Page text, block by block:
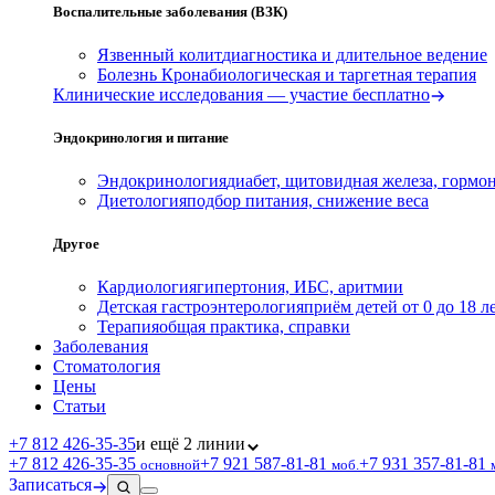
Воспалительные заболевания (ВЗК)
Язвенный колитдиагностика и длительное ведение
Болезнь Кронабиологическая и таргетная терапия
Клинические исследования — участие бесплатно
Эндокринология и питание
Эндокринологиядиабет, щитовидная железа,
Диетологияподбор питания, снижение веса
Другое
Кардиологиягипертония, ИБС, аритмии
Детская гастроэнтерологияприём детей от 0 до 18
Терапияобщая практика, справки
Заболевания
Стоматология
Цены
Статьи
+7 812 426‑35‑35и ещё 2 линии
+7 812 426‑35‑35 основной+7 921 587‑81‑81 моб.+7 931 357‑81‑81
Записаться